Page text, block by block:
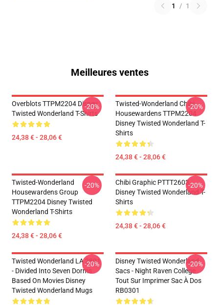
1 / 1
Meilleures ventes
Overblots TTPM2204 Disney
Twisted Wonderland T-Shirts
24,38 € - 28,06 €
-20%
Twisted-Wonderland Chibi
Housewardens TTPM2204
Disney Twisted Wonderland T-
Shirts
24,38 € - 28,06 €
-20%
Twisted-Wonderland
Housewardens Group
TTPM2204 Disney Twisted
Wonderland T-Shirts
24,38 € - 28,06 €
-20%
Chibi Graphic PTTT2603
Disney Twisted Wonderland T-
Shirts
24,38 € - 28,06 €
-20%
Twisted Wonderland LA 2801
- Divided Into Seven Dorms
Based On Movies Disney
Twisted Wonderland Mugs
-20%
Disney Twisted Wonderland
Sacs - Night Raven College
Tout Sur Imprimer Sac À Dos
RB0301
-20%